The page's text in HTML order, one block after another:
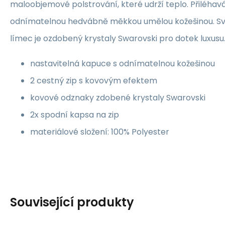
maloobjemové polstrování, které udrží teplo.
odnímatelnou hedvábně měkkou umělou kožešinou.
límec je ozdobený krystaly Swarovski pro dotek luxusu.
nastavitelná kapuce s odnímatelnou kožešinou
2 cestný zip s kovovým efektem
kovové odznaky zdobené krystaly Swarovski
2x spodní kapsa na zip
materiálové složení: 100% Polyester
Související produkty